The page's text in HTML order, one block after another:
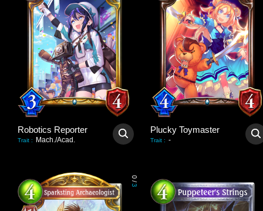
Robotics Reporter
Trait : Mach./Acad.
Plucky Toymaster
Trait : -
0
/
3